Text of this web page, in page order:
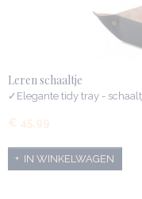
Leren schaaltje
✓Elegante tidy tray -
€ 45,99
IN WINKELWAGEN